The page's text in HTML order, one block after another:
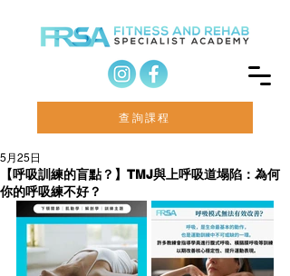
查詢課程
【呼吸訓練的盲點？】TMJ與上呼吸道塌陷：為何
你的呼吸練不好？
5月25日